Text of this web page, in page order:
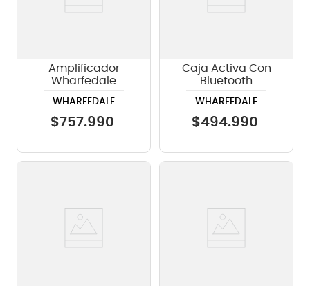
Amplificador
Wharfedale
WHARFEDALE
$757.990
Caja Activa Con
Bluetooth
TOURUS+A12 -
12"/450w
WHARFEDALE
$494.990